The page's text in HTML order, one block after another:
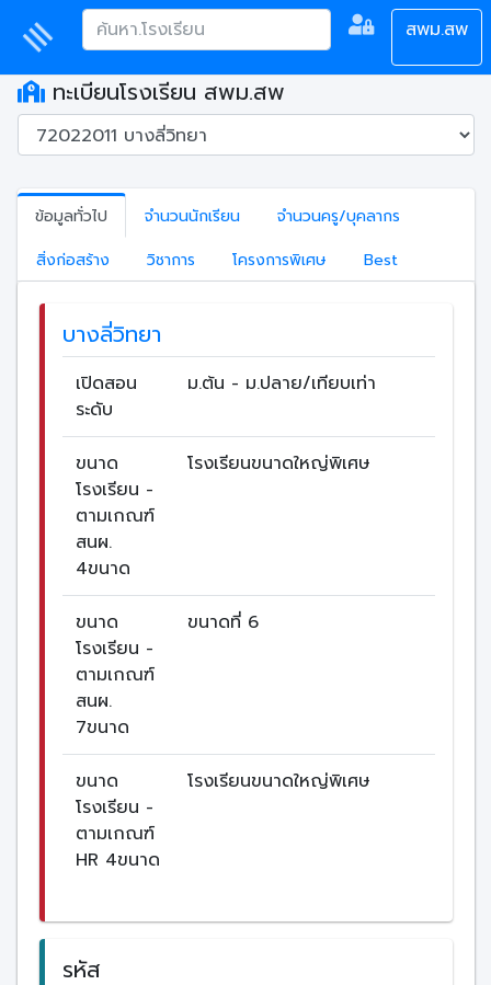
สพม.สพ
ทะเบียนโรงเรียน สพม.สพ
ข้อมูลทั่วไป จำนวนนักเรียน
จำนวนครู/บุคลากร
สิ่งก่อสร้าง
วิชาการ โครงการพิเศษ Best
บางลี่วิทยา
เปิดสอน
ระดับ
ม.ต้น - ม.ปลาย/เทียบเท่า
ขนาด
โรงเรียน -
ตามเกณฑ์
สนผ.
4ขนาด
โรงเรียนขนาดใหญ่พิเศษ
ขนาด
โรงเรียน -
ตามเกณฑ์
สนผ.
7ขนาด
ขนาดที่ 6
ขนาด
โรงเรียน -
ตามเกณฑ์
HR 4ขนาด
โรงเรียนขนาดใหญ่พิเศษ
รหัส